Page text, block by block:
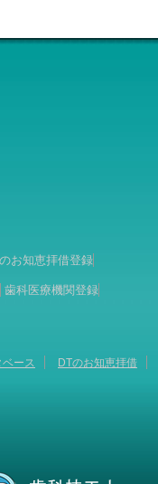
お知恵拝借登録
歯科医療機関登録
ース DTのお知恵拝借